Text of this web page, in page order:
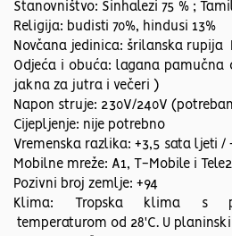
Stanovništvo: Sinhalezi 75 % ;
Religija: budisti 70%, hindusi 13%
Novčana jedinica: šrilanska rupija
Odjeća i obuća: lagana
jakna za jutra i večeri )
Napon struje: 230V/240V
Cijepljenje: nije potrebno
Vremenska razlika: +3,5 sata ljeti /
Mobilne mreže: A1, T-Mobile i
Pozivni broj zemlje: +94
Klima: Tropska klima s
temperaturom od 28'C. U